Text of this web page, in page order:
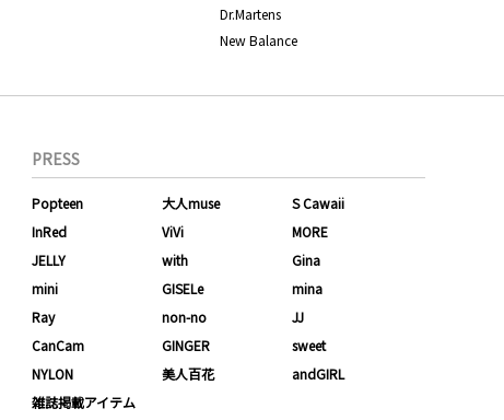
Dr.Martens
New Balance
PRESS
Popteen 大人muse
S Cawaii
InRed
ViVi
MORE
JELLY
with
Gina
mini
GISELe
mina
Ray
non-no
JJ
CanCam
GINGER
sweet
NYLON
美人百花
andGIRL
雑誌掲載アイテム